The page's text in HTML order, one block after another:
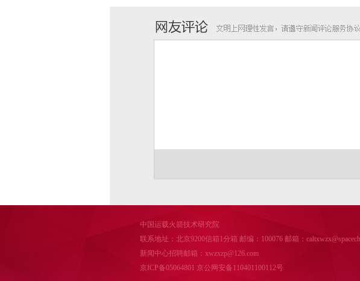
中国运载火箭技术研究院
联系地址：北京9200信箱1分箱 邮编：100076 邮箱：
新闻中心招聘邮箱：xwzxzp@126.com
京ICP备05064801 京公网安备110401100112号